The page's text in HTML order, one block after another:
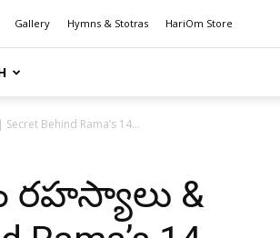
Gallery Hymns & Stotras HariOm Store
Behind Rama’s 14...
రహస్యాలు &